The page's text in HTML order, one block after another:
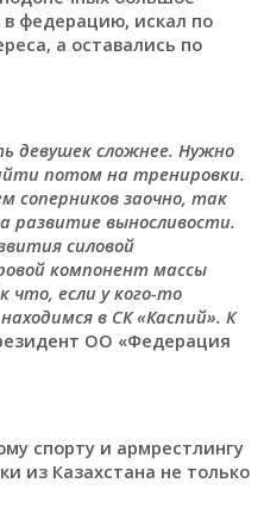
федерацию, искал по
а оставались по
девушек сложнее. Нужно
потом на тренировки.
соперников заочно, так
развитие выносливости.
силовой
компонент массы
что, если у кого-то
в СК «Каспий». К
ОО «Федерация
спорту и армрестлингу
из Казахстана не только